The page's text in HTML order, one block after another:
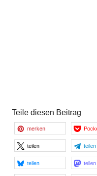
Teile diesen Beitrag
merken
teilen teilen
teilen teilen